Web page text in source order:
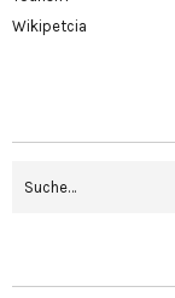
Wikipetcia